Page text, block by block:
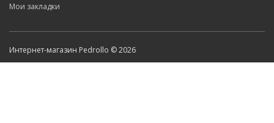
Мои закладки
Интернет-магазин Pedrollo © 2026